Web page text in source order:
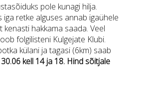
pole kunagi hilja.
iga retke alguses annab igaühele
kenasti hakkama saada. Veel
folgilisteni Kulgejate Klubi.
külani ja tagasi (6km) saab
kell 14 ja 18. Hind sõitjale